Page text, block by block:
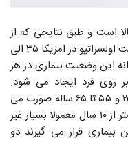
است و طبق نتایجی که از
گزارش ها مشخص است میزان شیوع کولیت اولسراتیو در امریکا ۳۵ الی
این وضعیت بیماری در هر
روی فرد ایجاد می شود.
تشخیص این بیماری بیشتر در افراد ۱۵ تا ۲۵ و ۵۵ تا ۶۵ ساله صورت می
در سنین کمتر از ۱۰ سال معمولا بسیار غیر
قرار می گیرند دو